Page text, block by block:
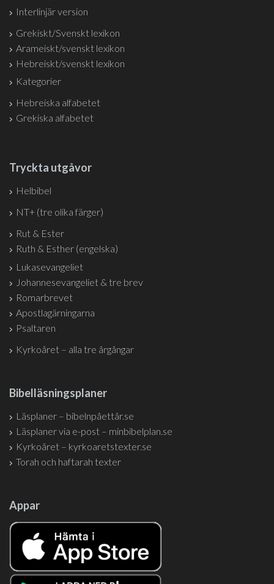
Interlinjär version
Grekiskt/Svenskt lexikon
Arameiskt/svenskt lexikon
Hebreiskt/svenskt lexikon
Kategorier
Hebreiska alfabetet
Grekiska alfabetet
Tryckta utgåvor
Helbibel
NT+ (tre olika färger)
Rut & Ester
Ruth & Esther (engelska)
Lukasevangeliet
Johannesevangeliet & tre brev
Romarbrevet
Apostlagärningarna
Psaltaren
Kyrkoåret – alla tre årgångar
Bibelläsningsplaner
Läsplaner – bibelnpåettår.se
Läsplaner via e-post – minbibelplan.se
Kyrkoåret – kyrkoaretstexter.se
Torah och haftarah texter
Appar